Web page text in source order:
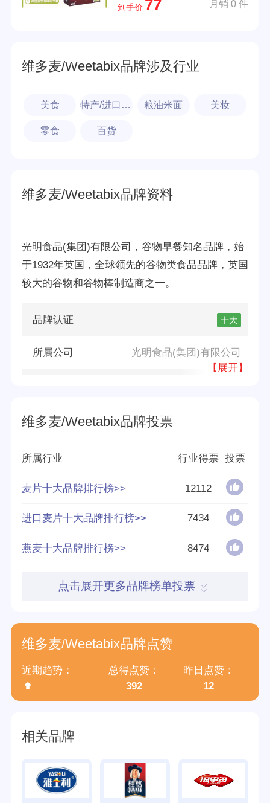
到手价 77 月销 0 件
维多麦/Weetabix品牌涉及行业
美食 特产/进口食品 粮油米面 美妆
零食 百货
维多麦/Weetabix品牌资料
光明食品(集团)有限公司，谷物早餐知名品牌，始
于1932年英国，全球领先的谷物类食品品牌，英国
较大的谷物和谷物棒制造商之一。
品牌认证 十大
所属公司 光明食品(集团)有限公司
创立时间
好评率 88%
参与榜单数 4个
得票数 79204
英文名称
【展开】
维多麦/Weetabix品牌投票
所属行业 行业得票 投票
麦片十大品牌排行榜>> 12112
进口麦片十大品牌排行榜>> 7434
燕麦十大品牌排行榜>> 8474
点击展开更多品牌榜单投票
维多麦/Weetabix品牌点赞
近期趋势：
总得点赞：
392
昨日点赞：
12
相关品牌